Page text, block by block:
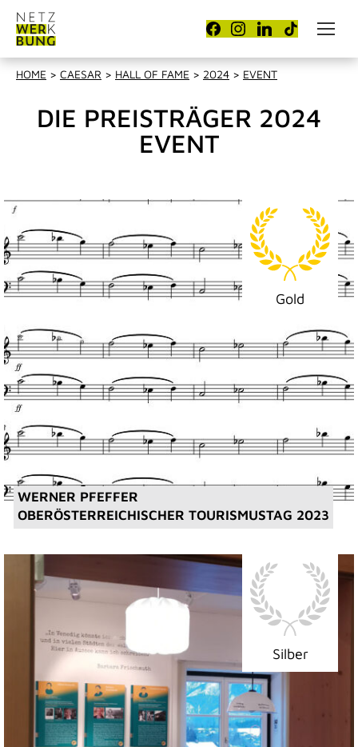
HOME > CAESAR > HALL OF FAME > 2024 > EVENT
DIE PREISTRÄGER 2024
EVENT
Gold
WERNER PFEFFER
OBERÖSTERREICHISCHER TOURISMUSTAG 2023
Silber